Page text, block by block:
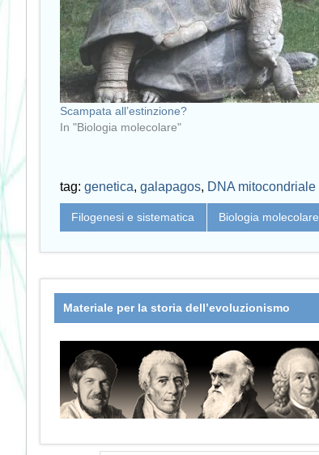
Scampata all’estinzione?
In "Biologia molecolare"
tag: genetica, galapagos, DNA mitocondriale
Filogenesi e sistematica Biologia molecolare
Materiale per la storia dell’evoluzionismo